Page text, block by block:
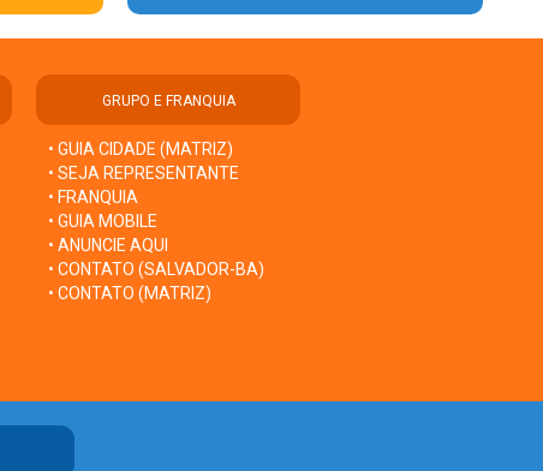
GRUPO E FRANQUIA
• GUIA CIDADE (MATRIZ)
• SEJA REPRESENTANTE
• FRANQUIA
• GUIA MOBILE
• ANUNCIE AQUI
• CONTATO (SALVADOR-BA)
• CONTATO (MATRIZ)